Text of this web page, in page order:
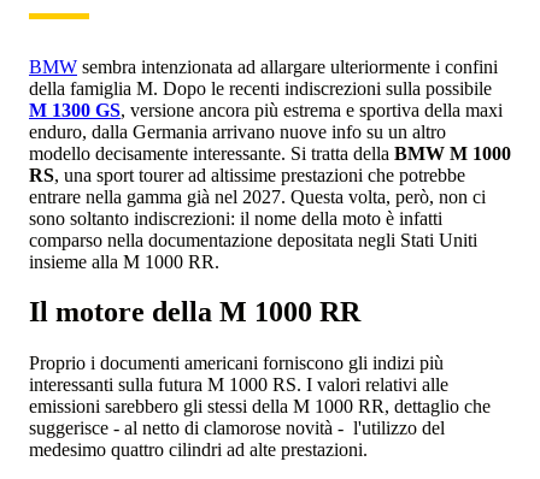
BMW sembra intenzionata ad allargare ulteriormente i confini
della famiglia M. Dopo le recenti indiscrezioni sulla possibile
M 1300 GS, versione ancora più estrema e sportiva della maxi
enduro, dalla Germania arrivano nuove info su un altro
modello decisamente interessante. Si tratta della BMW M 1000
RS, una sport tourer ad altissime prestazioni che potrebbe
entrare nella gamma già nel 2027. Questa volta, però, non ci
sono soltanto indiscrezioni: il nome della moto è infatti
comparso nella documentazione depositata negli Stati Uniti
insieme alla M 1000 RR.
Il motore della M 1000 RR
Proprio i documenti americani forniscono gli indizi più
interessanti sulla futura M 1000 RS. I valori relativi alle
emissioni sarebbero gli stessi della M 1000 RR, dettaglio che
suggerisce - al netto di clamorose novità - l'utilizzo del
medesimo quattro cilindri ad alte prestazioni.